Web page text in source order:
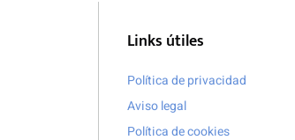
Links útiles
Política de privacidad
Aviso legal
Política de cookies